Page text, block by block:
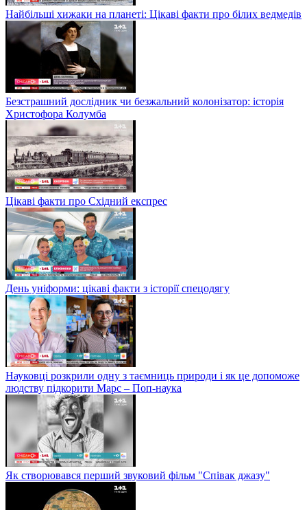
Найбільші хижаки на планеті: Цікаві факти про білих ведмедів
Безстрашний дослідник чи безжальний колонізатор: історія
Христофора Колумба
Цікаві факти про Східний експрес
День уніформи: цікаві факти з історії спецодягу
Науковці розкрили одну з таємниць природи і як це допоможе
людству підкорити Марс – Поп-наука
Як створювався перший звуковий фільм "Співак джазу"